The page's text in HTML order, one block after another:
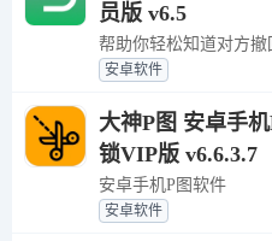
员版 v6.5
帮助你轻松知道对方
安卓软件
大神P图 安卓手
锁VIP版 v6.6.3.7
安卓手机P图软件
安卓软件